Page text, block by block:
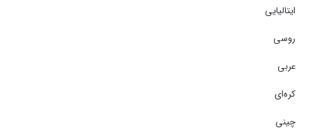
ایتالیایی
روسی
عربی
کره‌ای
چینی